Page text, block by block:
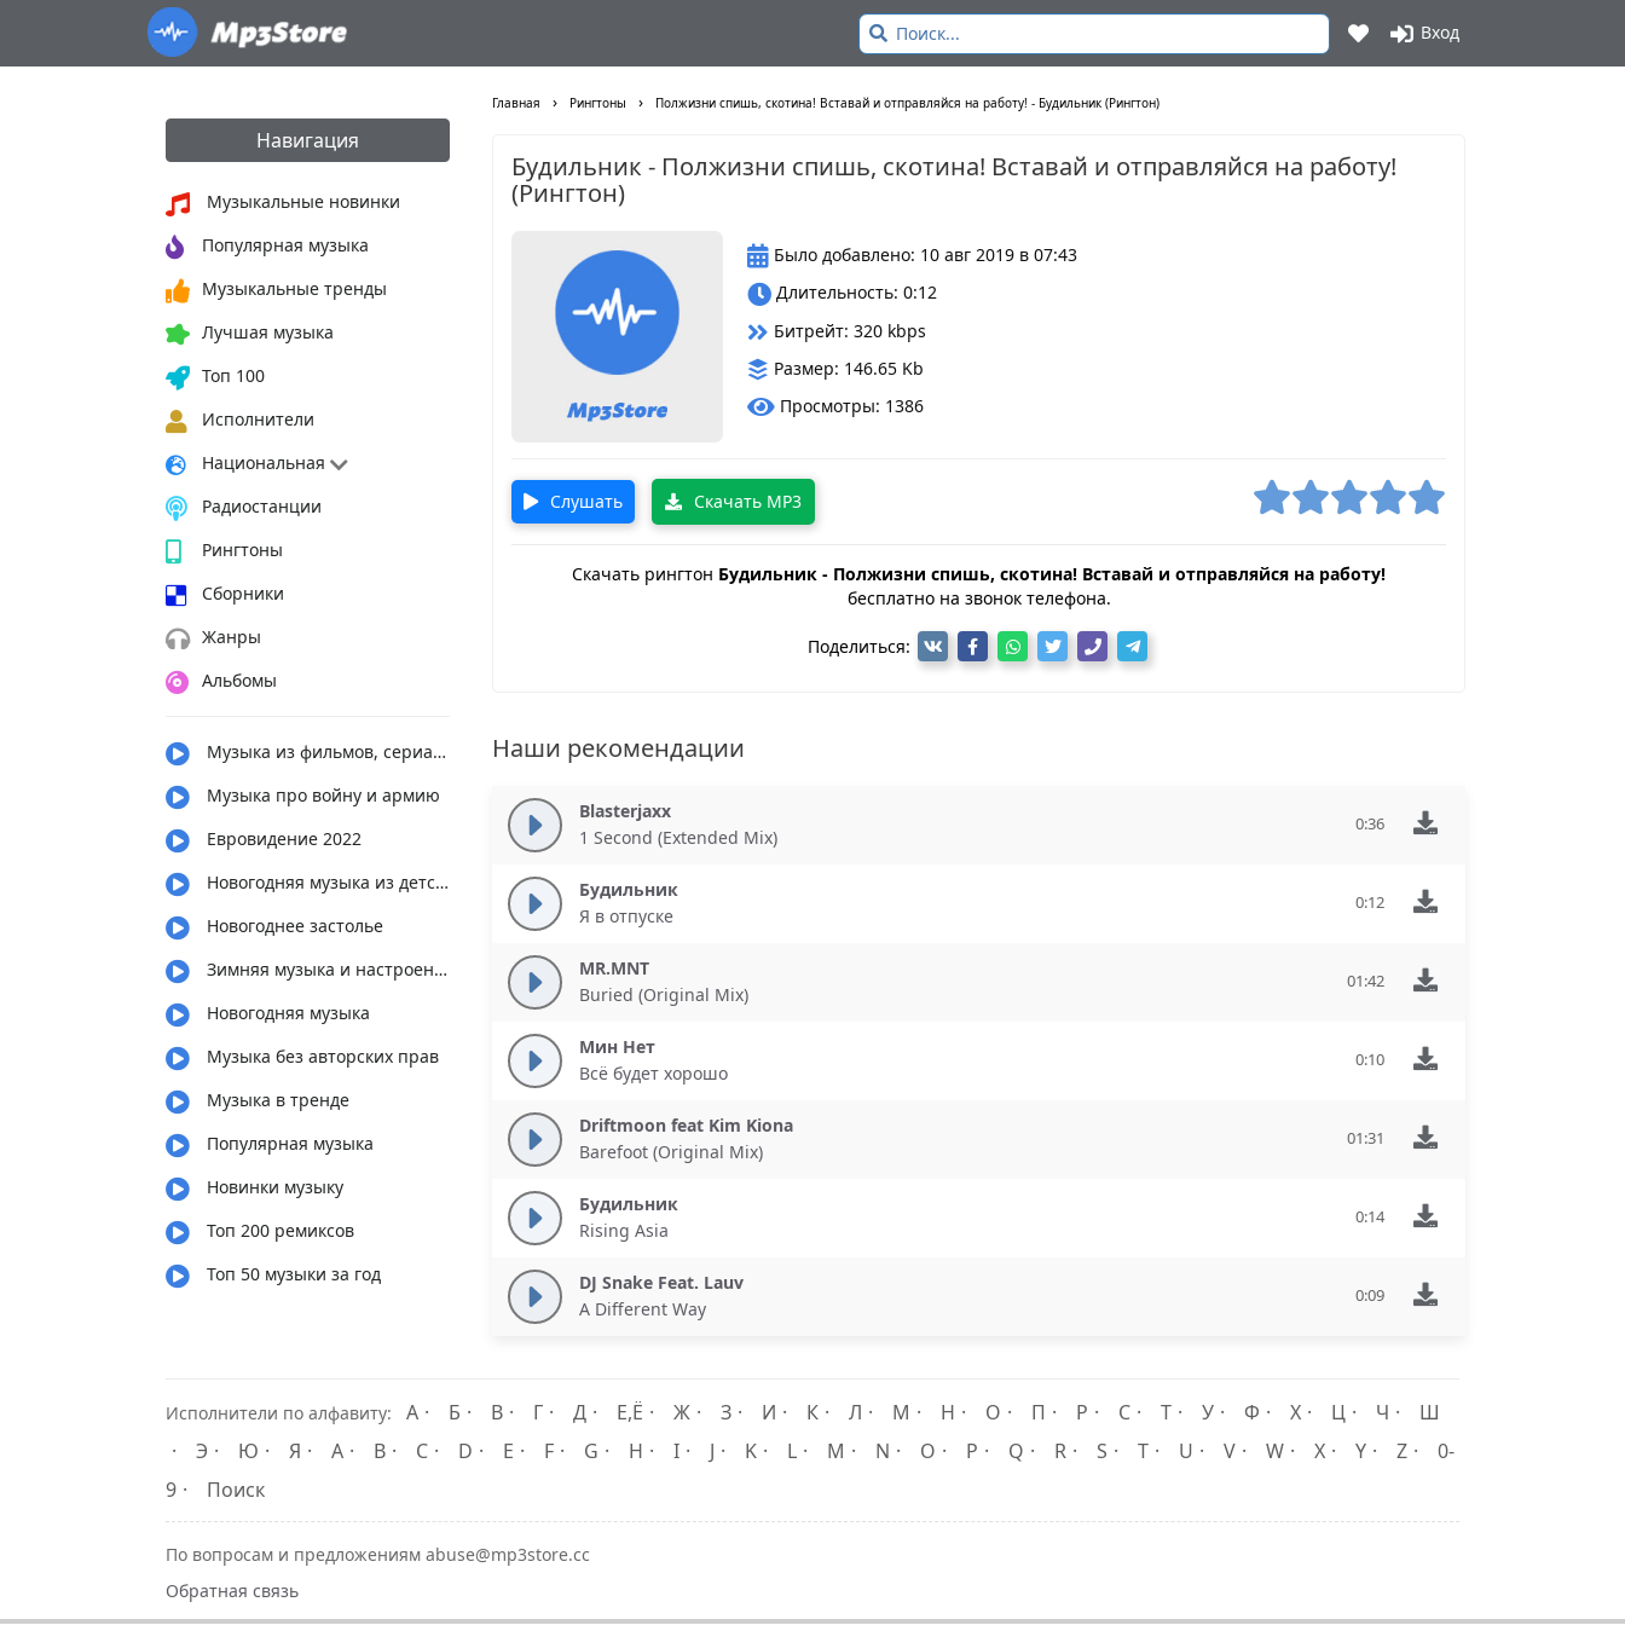
Вход
Навигация
Музыкальные новинки
Популярная музыка
Музыкальные тренды
Лучшая музыка
Топ 100
Исполнители
Национальная
Радиостанции
Рингтоны
Сборники
Жанры
Альбомы
Музыка из фильмов, сериалов, мультфильмов
Музыка про войну и армию
Евровидение 2022
Новогодняя музыка из детства
Новогоднее застолье
Зимняя музыка и настроение
Новогодняя музыка
Музыка без авторских прав
Музыка в тренде
Популярная музыка
Новинки музыку
Топ 200 ремиксов
Топ 50 музыки за год
Главная › Рингтоны › Полжизни спишь, скотина! Вставай и отправляйся на работу! - Будильник (Рингтон)
Будильник - Полжизни спишь, скотина! Вставай и отправляйся на работу!
(Рингтон)
Было добавлено: 10 авг 2019 в 07:43
Длительность: 0:12
Битрейт: 320 kbps
Размер: 146.65 Kb
Просмотры: 1386
Слушать Скачать MP3
Скачать рингтон Будильник - Полжизни спишь, скотина! Вставай и отправляйся на работу!
бесплатно на звонок телефона.
Поделиться:
Наши рекомендации
0:36
Blasterjaxx
1 Second (Extended Mix)
0:12
Будильник
Я в отпуске
01:42
MR.MNT
Buried (Original Mix)
0:10
Мин Нет
Всё будет хорошо
01:31
Driftmoon feat Kim Kiona
Barefoot (Original Mix)
0:14
Будильник
Rising Asia
0:09
DJ Snake Feat. Lauv
A Different Way
Исполнители по алфавиту: А Б В Г Д Е,Ё Ж З И К Л М Н О П Р С Т У Ф Х Ц Ч
Ш
Э
Ю Я A B C D E F G H I J K L M N O P Q R S T U V W X Y Z
0-
9
Поиск
По вопросам и предложениям abuse@mp3store.cc
Обратная связь